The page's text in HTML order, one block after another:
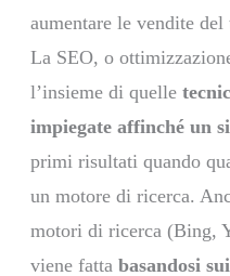
aumentare le vendite del
La SEO, o
l’insieme di quelle
impiegate affinché un
primi risultati quando
un motore di ricerca.
motori di ricerca (Bing,
viene fattabasandosi